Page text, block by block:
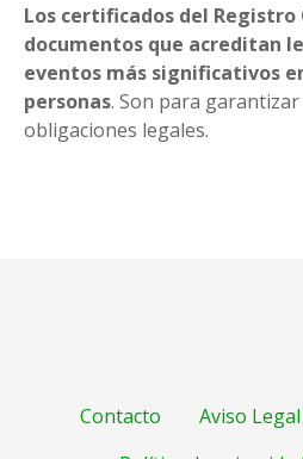
Los certificados del Registro
documentos que acreditan
eventos más significativos
personas. Son para
obligaciones legales.
Contacto Aviso Legal